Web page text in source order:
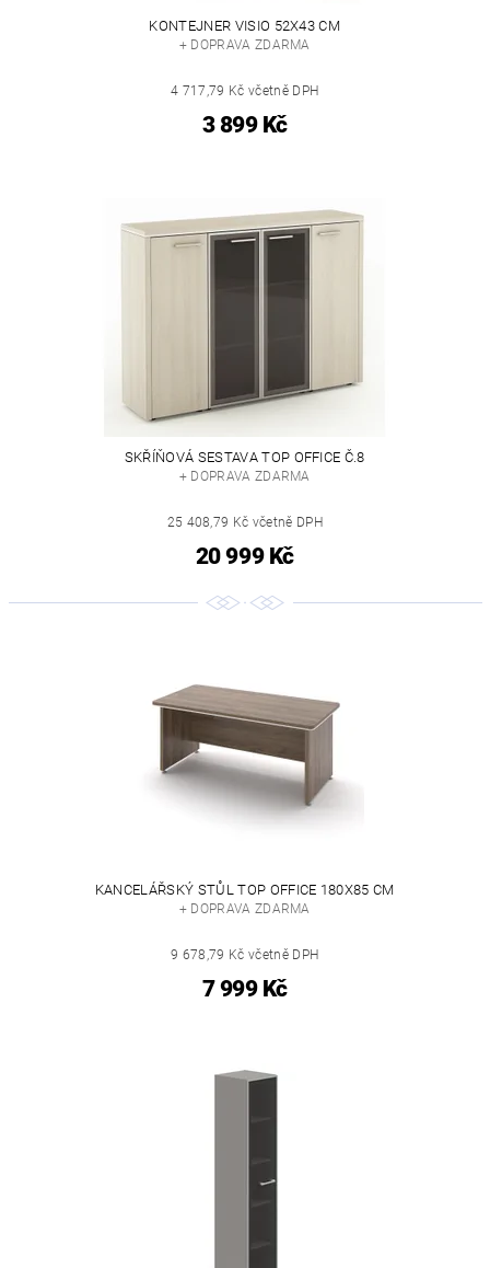
KONTEJNER VISIO 52X43 CM
+ DOPRAVA ZDARMA
4 717,79 Kč včetně DPH
3 899 Kč
SKŘÍŇOVÁ SESTAVA TOP OFFICE Č.8
+ DOPRAVA ZDARMA
25 408,79 Kč včetně DPH
20 999 Kč
KANCELÁŘSKÝ STŮL TOP OFFICE 180X85 CM
+ DOPRAVA ZDARMA
9 678,79 Kč včetně DPH
7 999 Kč